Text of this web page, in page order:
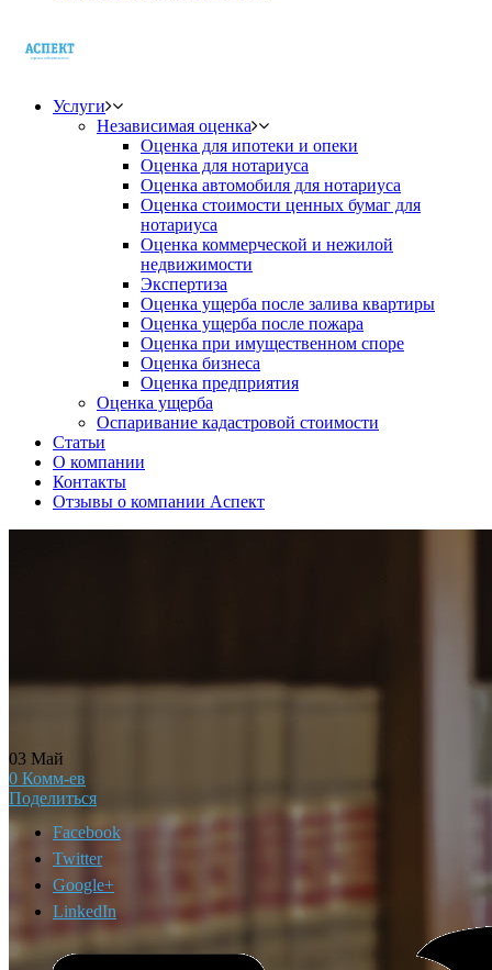
Услуги
Независимая оценка
Оценка для ипотеки и опеки
Оценка для нотариуса
Оценка автомобиля для нотариуса
Оценка стоимости ценных бумаг для
нотариуса
Оценка коммерческой и нежилой
недвижимости
Экспертиза
Оценка ущерба после залива квартиры
Оценка ущерба после пожара
Оценка при имущественном споре
Оценка бизнеса
Оценка предприятия
Оценка ущерба
Оспаривание кадастровой стоимости
Статьи
О компании
Контакты
Отзывы о компании Аспект
03 Май
0 Комм-ев
Поделиться
Facebook
Twitter
Google+
LinkedIn